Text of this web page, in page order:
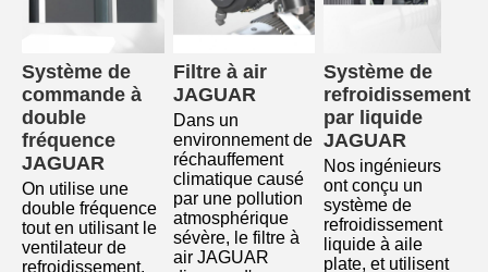
Système de
commande à
double
fréquence
JAGUAR
On utilise une
double fréquence
tout en utilisant le
ventilateur de
refroidissement.
Filtre à air
JAGUAR
Dans un
environnement de
réchauffement
climatique causé
par une pollution
atmosphérique
sévère, le filtre à
air JAGUAR
Système de
refroidissement
par liquide
JAGUAR
Nos ingénieurs
ont conçu un
système de
refroidissement
liquide à aile
plate, et utilisent